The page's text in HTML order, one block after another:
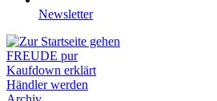
Newsletter
FREUDE pur
Kaufdown erklärt
Händler werden